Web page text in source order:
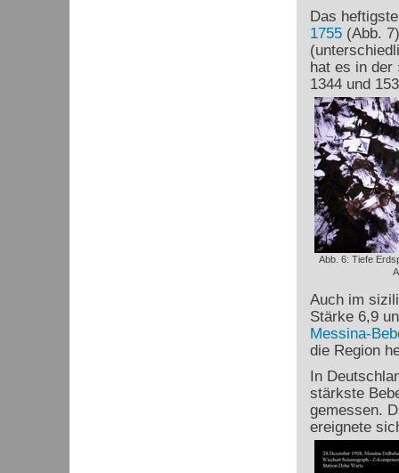
Das
1755(Abb. 7)
hat es in der
1344 und
Abb. 6: Tiefe
Auch im
Stärke 6,9
Messina-
die Region
In
stärkste
gemessen.
ereignete